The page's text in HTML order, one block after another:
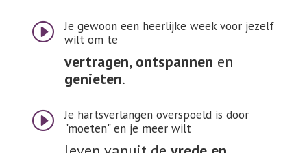
I
Je gewoon een heerlijke week voor jezelf
wilt om te
vertragen, ontspannen en
genieten.
I
Je hartsverlangen overspoeld is door
"moeten" en je meer wilt